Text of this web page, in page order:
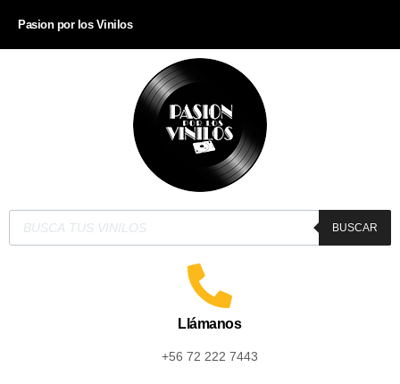
Pasion por los Vinilos
BUSCAR
Llámanos
+56 72 222 7443